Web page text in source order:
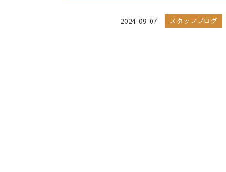
2024-09-07 スタッフブログ